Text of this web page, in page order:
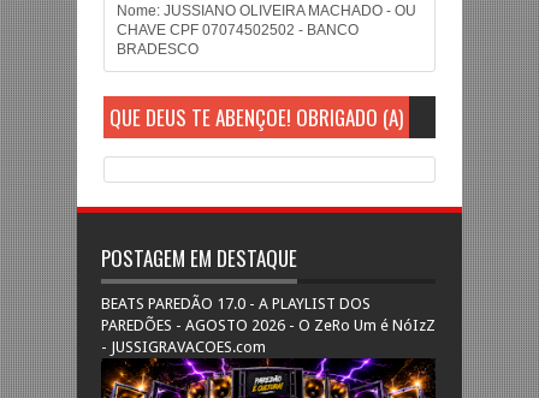
Nome: JUSSIANO OLIVEIRA MACHADO - OU
CHAVE CPF 07074502502 - BANCO
BRADESCO
QUE DEUS TE ABENÇOE! OBRIGADO (A)
POSTAGEM EM DESTAQUE
BEATS PAREDÃO 17.0 - A PLAYLIST DOS
PAREDÕES - AGOSTO 2026 - O ZeRo Um é NóIzZ
- JUSSIGRAVACOES.com